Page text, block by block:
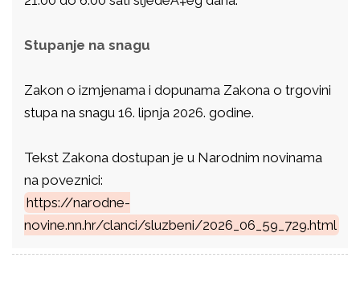
Stupanje na snagu
Zakon o izmjenama i dopunama Zakona o trgovini
stupa na snagu 16. lipnja 2026. godine.
Tekst Zakona dostupan je u Narodnim novinama
na poveznici:
https://narodne-
novine.nn.hr/clanci/sluzbeni/2026_06_59_729.html